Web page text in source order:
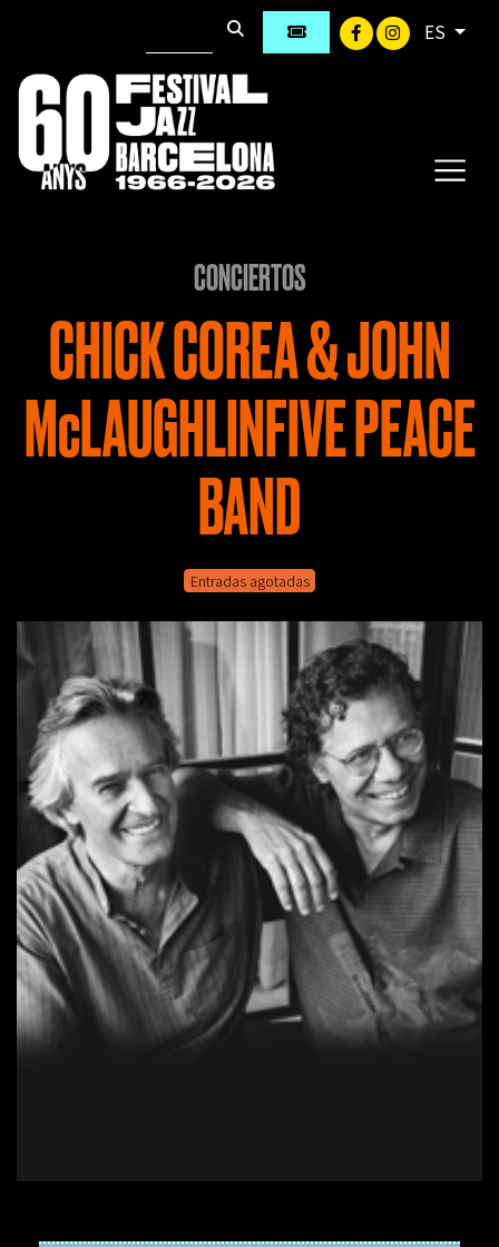
ES
CONCIERTOS
CHICK COREA & JOHN
McLAUGHLINFIVE PEACE
BAND
Entradas agotadas